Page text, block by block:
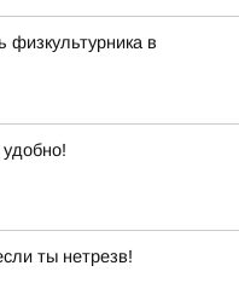
в
удобно!
ты нетрезв!